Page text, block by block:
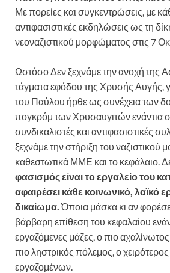
Με πορείες και συγκεντρώσεις, με
αντιφασιστικές εκδηλώσεις ως τη
νεοναζιστικού μορφώματος στις 7
Ωστόσο Δεν ξεχνάμε την ανοχή της
τάγματα εφόδου της Χρυσής Αυγής,
του Παύλου ήρθε ως συνέχεια των
πογκρόμ των Χρυσαυγιτών ενάντια
συνδικαλιστές και αντιφασιστικές
ξεχνάμε την στήριξη του
καθεστωτικά ΜΜΕ και το κεφάλαιο.
φασισμός είναι το εργαλείο του
αφαιρέσει κάθε κοινωνικό, λαϊκό
δικαίωμα.Όποια μάσκα κι αν
βάρβαρη επίθεση του κεφαλαίου
εργαζόμενες μάζες, ο πιο
πιο ληστρικός πόλεμος, ο
εργαζομένων.